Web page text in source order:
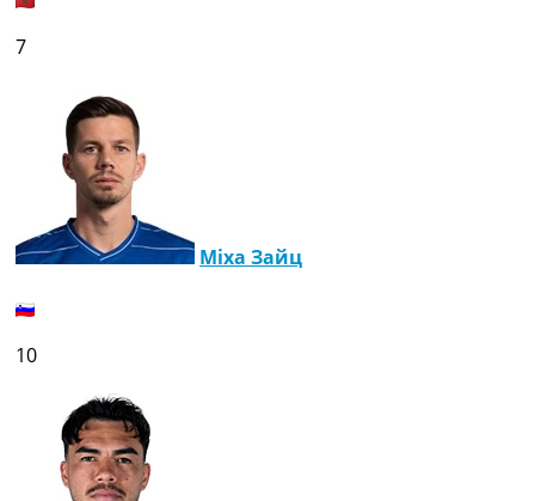
Колективний прогноз
Турніри
Чемпіонат Світу
Україна. Прем’єр-Ліга
Україна. Перша Ліга
Ліга Чемпіонів
Англія. Прем’єр-Ліга
Таблиця УПЛ
Перша Ліга
Таблиця АПЛ
Таблиця Ла Ліги
7
Міха Зайц
10